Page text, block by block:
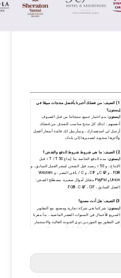
1) الضيف: من فضلك أخبرنا بأفضل منتجات مبيعًا في
إيستون؟
ايستون:يتم اختيار جميع منتجاتنا من قبل الضيوف
أنفسهم ، لذلك كل منتج مناسب للفندق. من فضلك
أرسل لي استفسارك ، وسأرسل لك قائمة أسعار أفضل
وأكثرها سخونة لتصديرها إلى بلدك.
2) الضيف: ما هي شروط شروط الدفع والشحن؟
ايستون:
مدة الدفع الخاصة بنا: إيداع T / T 50 ٪ قبل
الإنتاج ، و 50 ٪ رصيد قبل الشحن لسعر العمل السابق ، و
FOB ، و C&F و CIF ، و L / C في البصر ، و Western
Union و PayPal مقابل أموال صغيرة. مصطلح الشحن:
العمل السابق ، FOB ، C&F ، CIF.
3) الضيف: هل أنت مصنع؟
ايستون: شركتنا هي شركة تجارية ومصنع. مع التطوير
السريع للأعمال في السنوات العشر الماضية ، بدأ مقرنا
في التطور مع الموردين ذوي الجودة العالية والاستثمار
في تطوير وبحوث خطوط الإنتاج الجديدة في المصنع.